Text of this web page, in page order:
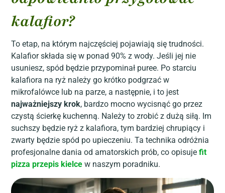
kalafior?
To etap, na którym najczęściej pojawiają się trudności.
Kalafior składa się w ponad 90% z wody. Jeśli jej nie
usuniesz, spód będzie przypominał puree. Po starciu
kalafiora na ryż należy go krótko podgrzać w
mikrofalówce lub na parze, a następnie, i to jest
najważniejszy krok, bardzo mocno wycisnąć go przez
czystą ścierkę kuchenną. Należy to zrobić z dużą siłą. Im
suchszy będzie ryż z kalafiora, tym bardziej chrupiący i
zwarty będzie spód po upieczeniu. Ta technika odróżnia
profesjonalne dania od amatorskich prób, co opisujefit
pizza przepis kielce w naszym poradniku.